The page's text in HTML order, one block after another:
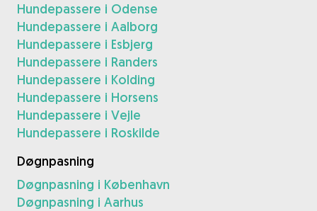
Hundepassere i Odense
Hundepassere i Aalborg
Hundepassere i Esbjerg
Hundepassere i Randers
Hundepassere i Kolding
Hundepassere i Horsens
Hundepassere i Vejle
Hundepassere i Roskilde
Døgnpasning
Døgnpasning i København
Døgnpasning i Aarhus